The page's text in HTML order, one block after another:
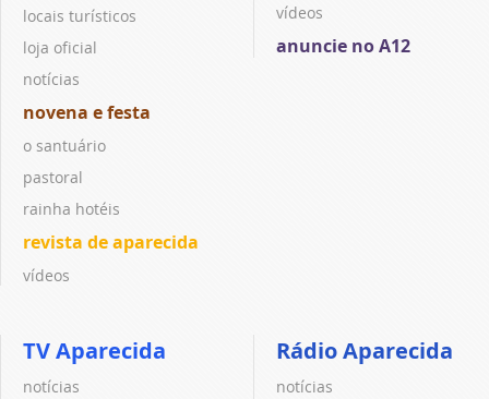
locais turísticos
loja oficial
notícias
novena e festa
o santuário
pastoral
rainha hotéis
revista de aparecida
vídeos
vídeos
anuncie no A12
TV Aparecida
notícias
Rádio Aparecida
notícias